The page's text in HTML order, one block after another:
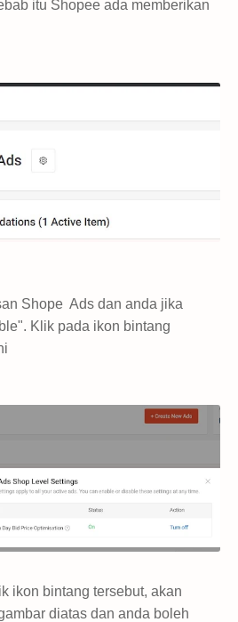
itu Shopee ada memberikan
Shope Ads dan anda jika
Klik pada ikon bintang
ikon bintang tersebut, akan
diatas dan anda boleh